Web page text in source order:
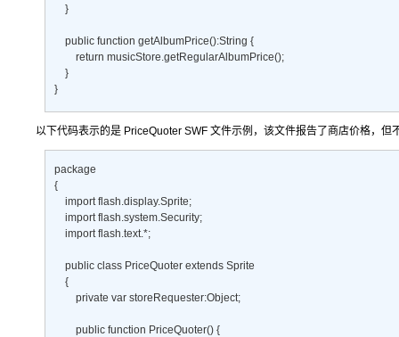
    }
    public function getAlbumPrice():String {
        return musicStore.getRegularAlbumPrice();
    }
}
以下代码表示的是 PriceQuoter SWF 文件示例，该文件报告了商店价格，但
package
{
    import flash.display.Sprite;
    import flash.system.Security;
    import flash.text.*;
    public class PriceQuoter extends Sprite
    {
        private var storeRequester:Object;
        public function PriceQuoter() {